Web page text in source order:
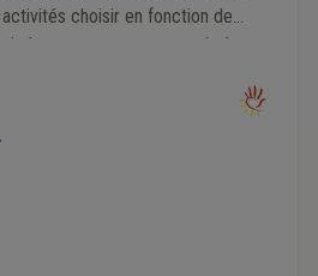
activités choisir en fonction de
la personne : personne âgée